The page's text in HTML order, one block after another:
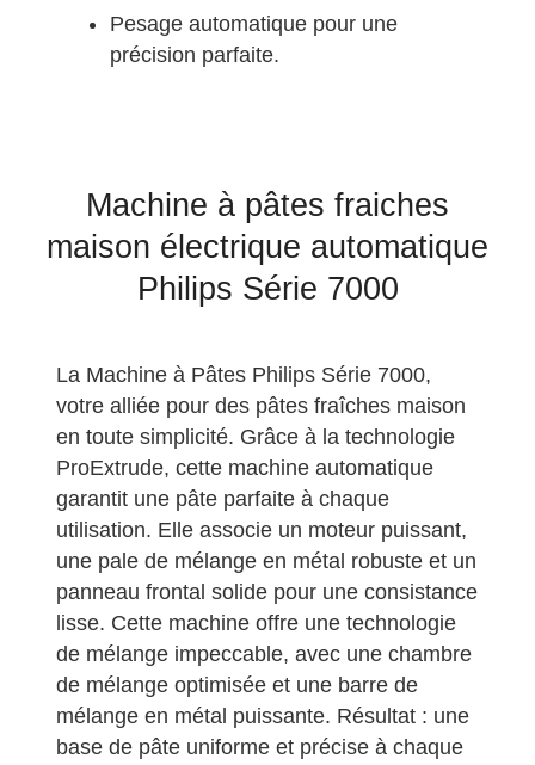
Pesage automatique pour une
précision parfaite.
Machine à pâtes fraiches
maison électrique automatique
Philips Série 7000
La Machine à Pâtes Philips Série 7000,
votre alliée pour des pâtes fraîches maison
en toute simplicité. Grâce à la technologie
ProExtrude, cette machine automatique
garantit une pâte parfaite à chaque
utilisation. Elle associe un moteur puissant,
une pale de mélange en métal robuste et un
panneau frontal solide pour une consistance
lisse. Cette machine offre une technologie
de mélange impeccable, avec une chambre
de mélange optimisée et une barre de
mélange en métal puissante. Résultat : une
base de pâte uniforme et précise à chaque